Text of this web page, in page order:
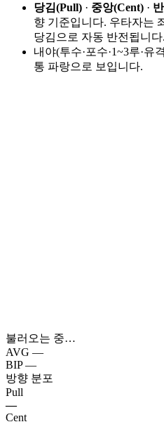
당김(Pull) · 중앙(Cent) ·
향 기준입니다. 우타자는
당김으로 자동 반전됩니다.
내야(투수·포수·1~3루·유
통 파랑으로 보입니다.
불러오는 중…
AVG —
BIP —
방향 분포
Pull
—
Cent